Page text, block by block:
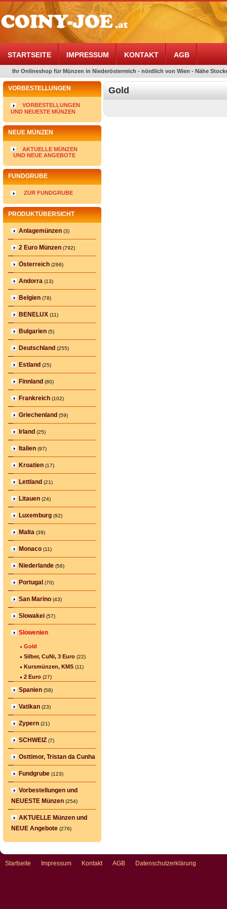
STARTSEITE IMPRESSUM KONTAKT AGB
Ihr Onlineshop für Münzen in Niederösterreich - nördlich von Wien - Nähe
VORBESTELLUNGEN
VORBESTELLUNGEN
UND NEUESTE MÜNZEN
NEUE MÜNZEN
AKTUELLE MÜNZEN
UND NEUE ANGEBOTE
FUNDGRUBE
ZUR FUNDGRUBE
PRODUKTÜBERSICHT
Anlagemünzen (3)
2 Euro Münzen (792)
Österreich (266)
Andorra (13)
Belgien (78)
BENELUX (11)
Bulgarien (5)
Deutschland (255)
Estland (25)
Finnland (80)
Frankreich (102)
Griechenland (59)
Irland (25)
Italien (97)
Kroatien (17)
Lettland (21)
Litauen (24)
Luxemburg (92)
Malta (39)
Monaco (11)
Niederlande (56)
Portugal (70)
San Marino (43)
Slowakei (57)
Slowenien
Gold
Silber, CuNi, 3 Euro (22)
Kursmünzen, KMS (11)
2 Euro (27)
Spanien (58)
Vatikan (23)
Zypern (21)
SCHWEIZ (7)
Osttimor, Tristan da Cunha
Fundgrube (123)
Vorbestellungen und
NEUESTE Münzen (254)
AKTUELLE Münzen und
NEUE Angebote (276)
Gold
Startseite Impressum Kontakt AGB Datenschutzerklärung